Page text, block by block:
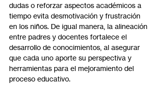
dudas o reforzar aspectos académicos a
tiempo evita desmotivación y frustración
en los niños. De igual manera, la alineación
entre padres y docentes fortalece el
desarrollo de conocimientos, al asegurar
que cada uno aporte su perspectiva y
herramientas para el mejoramiento del
proceso educativo.